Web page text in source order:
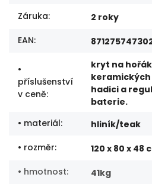
Záruka:
2 roky
EAN:
•
příslušenství
v ceně:
kryt na
hadici a
baterie.
• materiál:
hliník/teak
• rozměr:
120 x 80 x 48
• hmotnost: 41kg